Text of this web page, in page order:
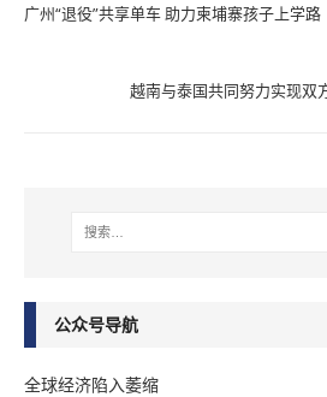
广州“退役”共享单车 助力柬埔寨孩子上学路
越南与泰国共同努力实现双
公众号导航
全球经济陷入萎缩